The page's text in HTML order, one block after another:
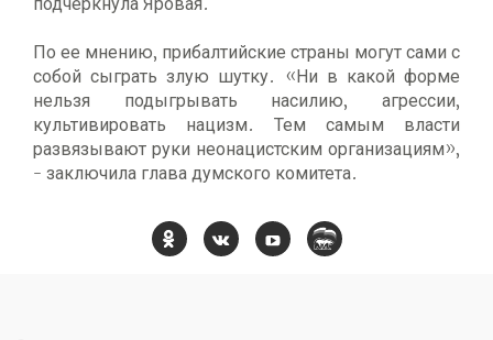
По ее мнению, прибалтийские страны могут сами с
собой сыграть злую шутку. «Ни в какой форме
нельзя подыгрывать насилию, агрессии,
культивировать нацизм. Тем самым власти
развязывают руки неонацистским организациям»,
- заключила глава думского комитета.